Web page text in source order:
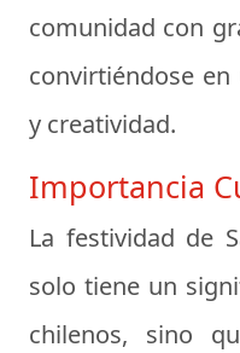
comunidad con
convirtiéndose
y creatividad.
Importancia
La festividad de
solo tiene un
chilenos, sino